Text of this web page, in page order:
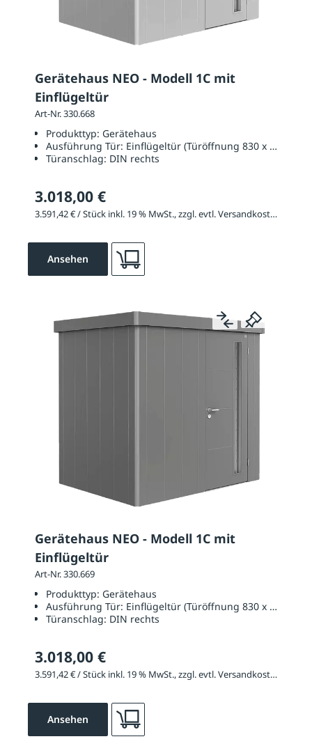
Gerätehaus NEO - Modell 1C mit
Einflügeltür
Art-Nr. 330.668
Produkttyp: Gerätehaus
Ausführung Tür: Einflügeltür (Türöffnung 830 x 2000
Türanschlag: DIN rechts
3.018,00 €
3.591,42 € / Stück inkl. 19 % MwSt., zzgl. evtl. Versandkosten
Ansehen
Gerätehaus NEO - Modell 1C mit
Einflügeltür
Art-Nr. 330.669
Produkttyp: Gerätehaus
Ausführung Tür: Einflügeltür (Türöffnung 830 x 2000
Türanschlag: DIN rechts
3.018,00 €
3.591,42 € / Stück inkl. 19 % MwSt., zzgl. evtl. Versandkosten
Ansehen